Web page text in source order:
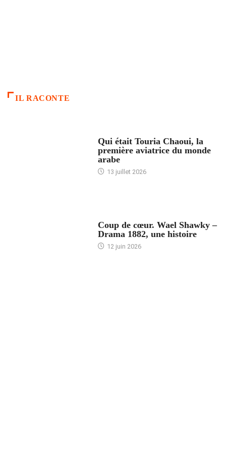
IL RACONTE
Qui était Touria Chaoui, la
première aviatrice du monde
arabe
13 juillet 2026
Coup de cœur. Wael Shawky –
Drama 1882, une histoire
12 juin 2026